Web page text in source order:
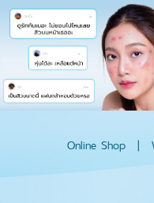
Online Shop |